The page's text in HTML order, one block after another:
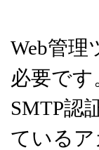
Web管
必要です
SMTP認
ている